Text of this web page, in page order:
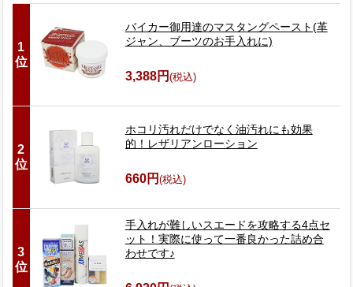
1
位
バイカー御用達のマスタングペースト(革
ジャン、ブーツのお手入れに)
3,388円 (税込)
2
位
ホコリ汚れだけでなく油汚れにも効果
的！レザリアンローション
660円 (税込)
3
位
手入れが難しいスエードを攻略する4点セ
ット！実際に使って一番良かった詰め合
わせです♪